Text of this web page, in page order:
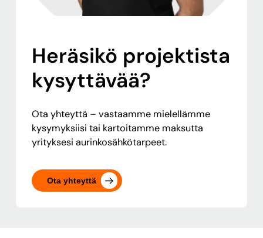
Heräsikö projektista
kysyttävää?
Ota yhteyttä – vastaamme mielellämme
kysymyksiisi tai kartoitamme maksutta
yrityksesi aurinkosähkötarpeet.
Ota yhteyttä